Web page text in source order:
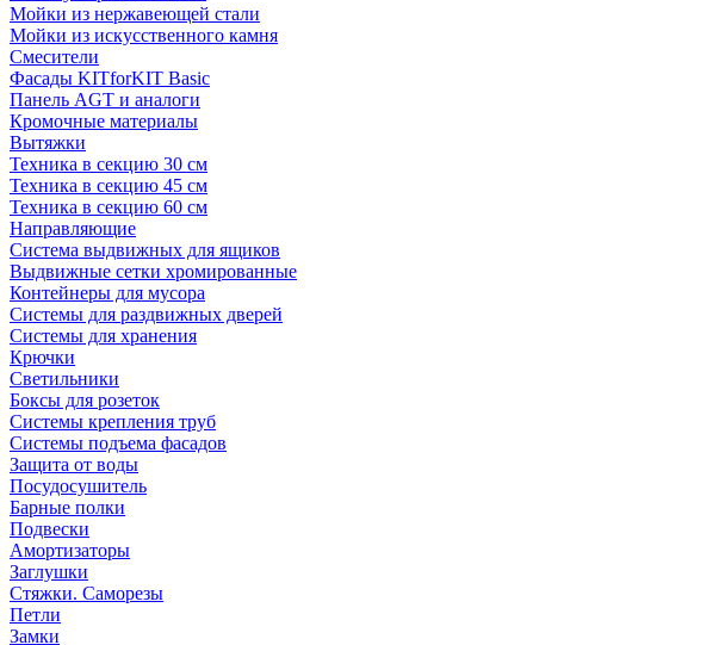
Мойки из нержавеющей стали
Мойки из искусственного камня
Смесители
Фасады KITforKIT Basic
Панель AGT и аналоги
Кромочные материалы
Вытяжки
Техника в секцию 30 см
Техника в секцию 45 см
Техника в секцию 60 см
Направляющие
Система выдвижных для ящиков
Выдвижные сетки хромированные
Контейнеры для мусора
Системы для раздвижных дверей
Системы для хранения
Крючки
Светильники
Боксы для розеток
Системы крепления труб
Системы подъема фасадов
Защита от воды
Посудосушитель
Барные полки
Подвески
Амортизаторы
Заглушки
Стяжки. Саморезы
Петли
Замки